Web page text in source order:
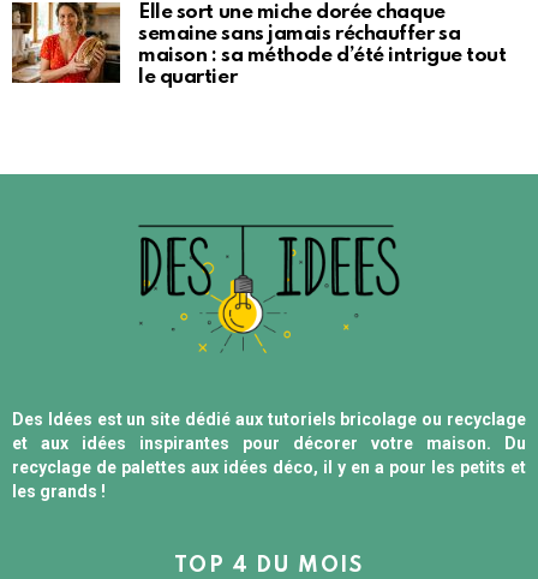
Elle sort une miche dorée chaque
semaine sans jamais réchauffer sa
maison : sa méthode d’été intrigue tout
le quartier
Des Idées est un site dédié aux tutoriels bricolage ou recyclage
et aux idées inspirantes pour décorer votre maison. Du
recyclage de palettes aux idées déco, il y en a pour les petits et
les grands !
TOP 4 DU MOIS